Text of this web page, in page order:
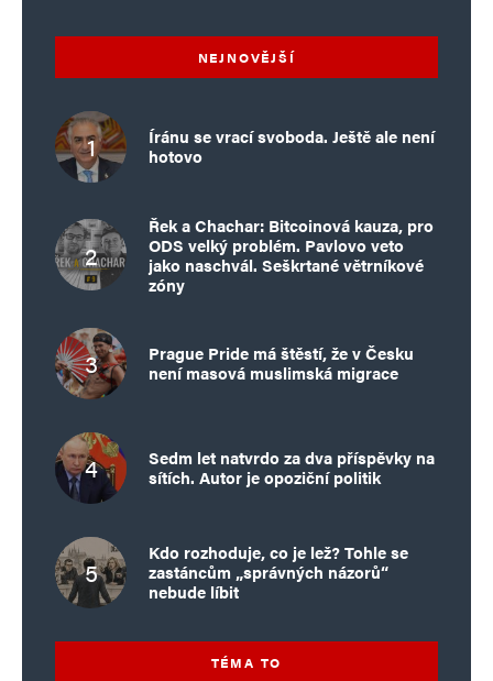
NEJNOVĚJŠÍ
Íránu se vrací svoboda. Ještě ale není
hotovo
Řek a Chachar: Bitcoinová kauza, pro
ODS velký problém. Pavlovo veto
jako naschvál. Seškrtané větrníkové
zóny
Prague Pride má štěstí, že v Česku
není masová muslimská migrace
Sedm let natvrdo za dva příspěvky na
sítích. Autor je opoziční politik
Kdo rozhoduje, co je lež? Tohle se
zastáncům „správných názorů“
nebude líbit
TÉMA TO